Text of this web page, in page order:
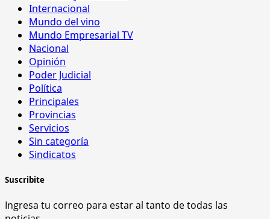
Internacional
Mundo del vino
Mundo Empresarial TV
Nacional
Opinión
Poder Judicial
Política
Principales
Provincias
Servicios
Sin categoría
Sindicatos
Suscribite
Ingresa tu correo para estar al tanto de todas las